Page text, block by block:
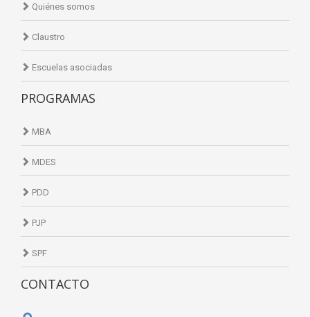
Quiénes somos
Claustro
Escuelas asociadas
PROGRAMAS
MBA
MDES
PDD
PJP
SPF
CONTACTO